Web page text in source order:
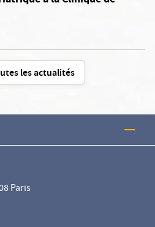
les actualités
Paris